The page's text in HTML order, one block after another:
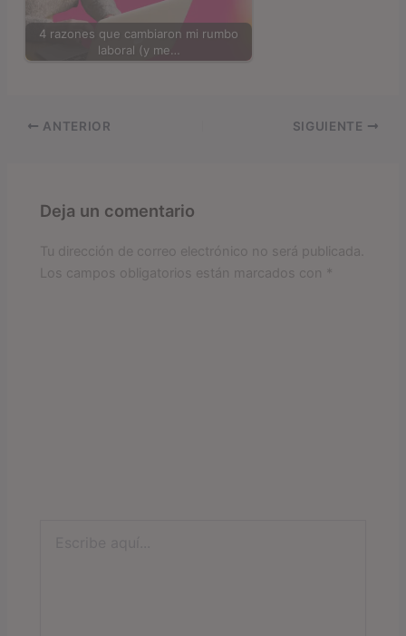
4 razones que cambiaron mi rumbo
laboral (y me…
ANTERIOR SIGUIENTE
Deja un comentario
Tu dirección de correo electrónico no será publicada.
Los campos obligatorios están marcados con *